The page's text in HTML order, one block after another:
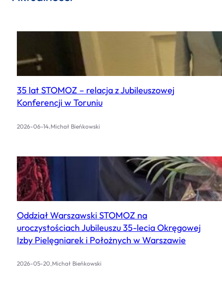
35 lat STOMOZ – relacja z Jubileuszowej
Konferencji w Toruniu
2026-06-14.Michał Bieńkowski
Oddział Warszawski STOMOZ na
uroczystościach Jubileuszu 35-lecia Okręgowej
Izby Pielęgniarek i Położnych w Warszawie
2026-05-20.Michał Bieńkowski